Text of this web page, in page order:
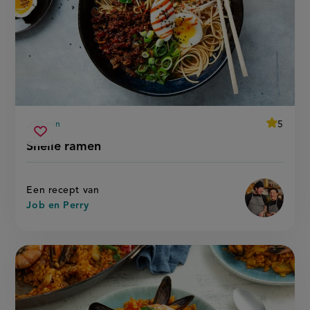
Snelle ramen
voorbereidingstijd
30 min
average
5
Een recept van
Job en Perry
Sla
snelle
ramen